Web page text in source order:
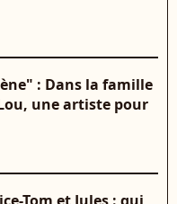
: Dans la famille
une artiste pour